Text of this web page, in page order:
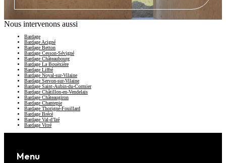
Nous intervenons aussi
Bardage
Bardage Acigné
Bardage Betton
Bardage Cesson-Sévigné
Bardage Châteaubourg
Bardage La Bouëxière
Bardage Liffré
Bardage Noyal-sur-Vilaine
Bardage Servon-sur-Vilaine
Bardage Saint-Aubin-du-Cormier
Bardage Châtillon-en-Vendelais
Bardage Châteaugiron
Bardage Chantepie
Bardage Thorigné-Fouillard
Bardage Brécé
Bardage Val-d’Izé
Bardage Vitré
Menu